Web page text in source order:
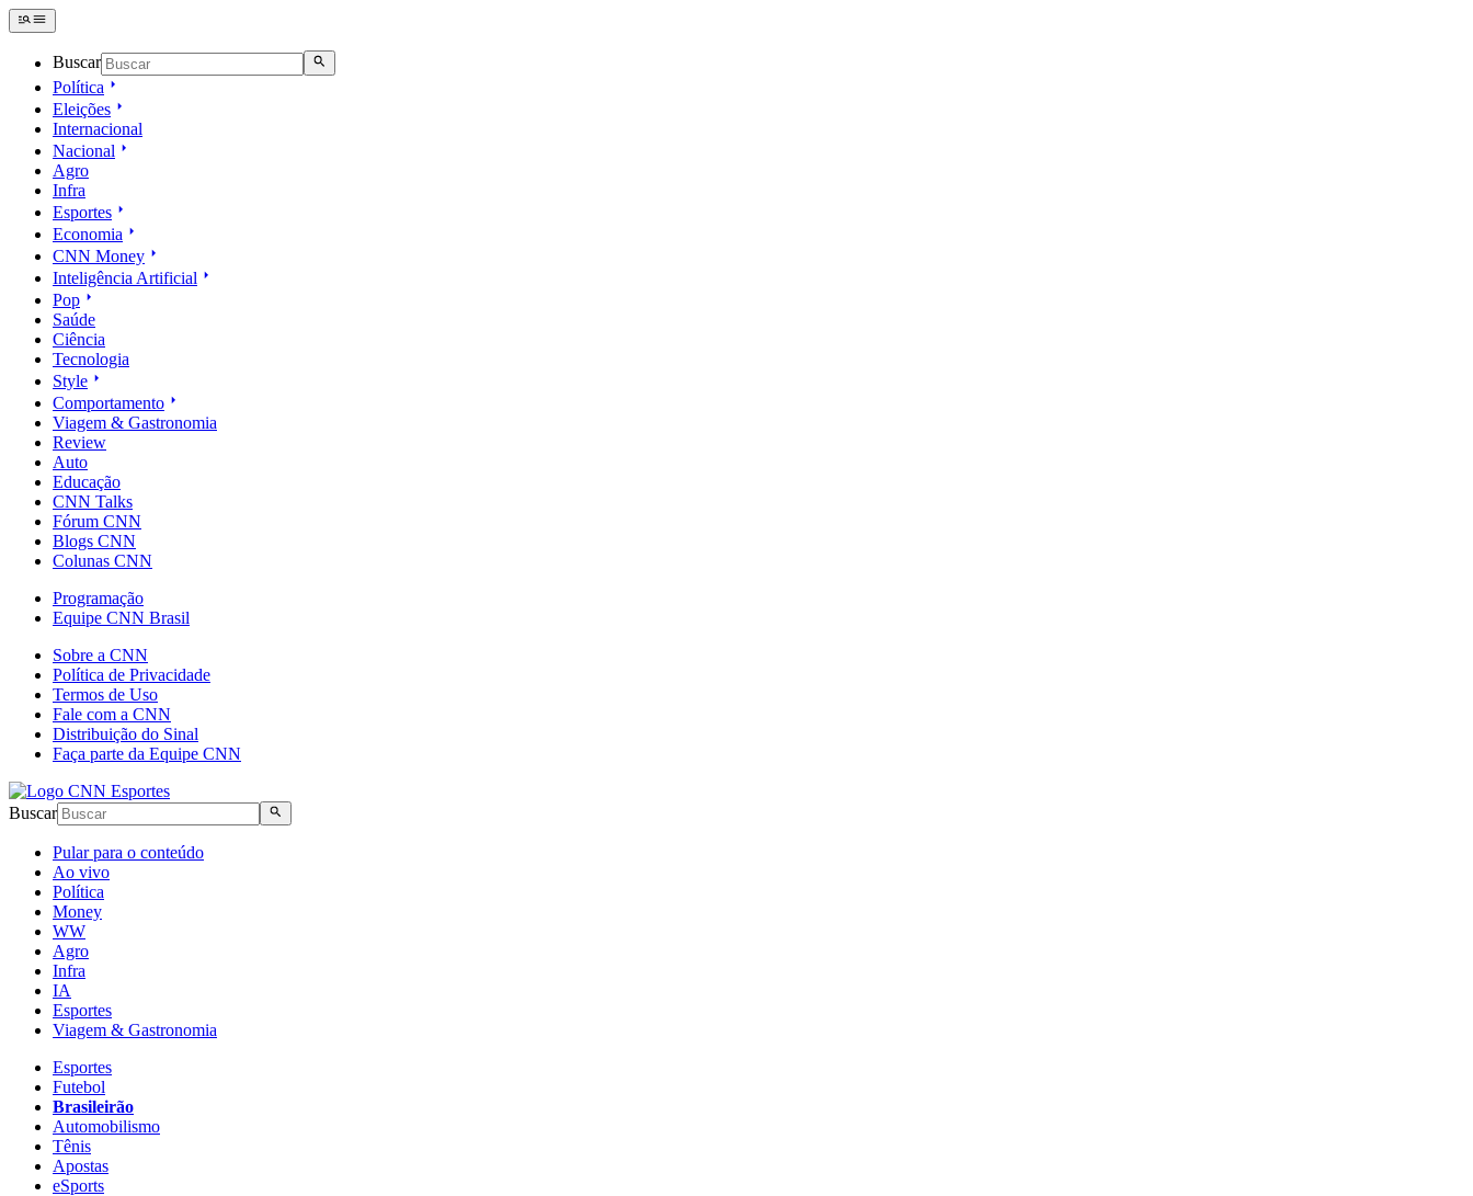
Buscar
Política
Eleições
Internacional
Nacional
Agro
Infra
Esportes
Economia
CNN Money
Inteligência Artificial
Pop
Saúde
Ciência
Tecnologia
Style
Comportamento
Viagem & Gastronomia
Review
Auto
Educação
CNN Talks
Fórum CNN
Blogs CNN
Colunas CNN
Programação
Equipe CNN Brasil
Sobre a CNN
Política de Privacidade
Termos de Uso
Fale com a CNN
Distribuição do Sinal
Faça parte da Equipe CNN
Buscar
Pular para o conteúdo
Ao vivo
Política
Money
WW
Agro
Infra
IA
Esportes
Viagem & Gastronomia
Esportes
Futebol
Brasileirão
Automobilismo
Tênis
Apostas
eSports